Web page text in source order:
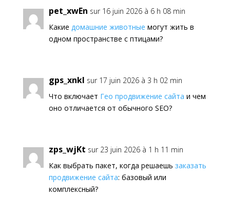
pet_xwEn sur 16 juin 2026 à 6 h 08 min
Какие домашние животные могут жить в
одном пространстве с птицами?
gps_xnkl sur 17 juin 2026 à 3 h 02 min
Что включает Гео продвижение сайта и чем
оно отличается от обычного SEO?
zps_wjKt sur 23 juin 2026 à 1 h 11 min
Как выбрать пакет, когда решаешь заказать
продвижение сайта: базовый или
комплексный?